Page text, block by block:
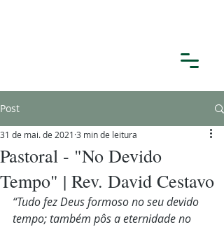
Post
Pastoral - "No Devido
Tempo" | Rev. David Cestavo
31 de mai. de 2021 3 min de leitura
“Tudo fez Deus formoso no seu devido
tempo; também pôs a eternidade no